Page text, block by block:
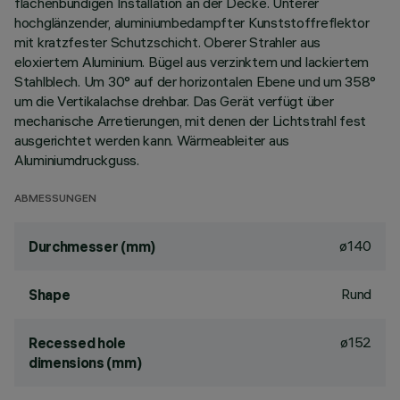
hochglänzender, aluminiumbedampfter Kunststoffreflektor
mit kratzfester Schutzschicht. Oberer Strahler aus
eloxiertem Aluminium. Bügel aus verzinktem und lackiertem
Stahlblech. Um 30° auf der horizontalen Ebene und um 358°
um die Vertikalachse drehbar. Das Gerät verfügt über
mechanische Arretierungen, mit denen der Lichtstrahl fest
ausgerichtet werden kann. Wärmeableiter aus
Aluminiumdruckguss.
ABMESSUNGEN
Durchmesser (mm) ø140
Shape Rund
Recessed hole
dimensions (mm)
ø152